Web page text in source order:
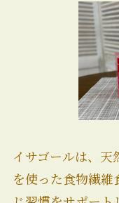
イサゴールは、天
を使った食物繊